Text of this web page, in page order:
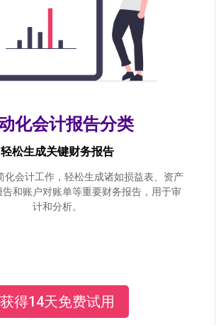
化会计报告分类
轻松生成关键财务报告
化会计工作，轻松生成诸如损益表、资产
和账户对账单等重要财务报告，用于审
计和分析。
获得14天免费试用